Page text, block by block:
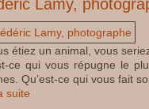
Lamy,
étiez un animal, vous
ce qui vous répugne le
Qu’est-ce qui vous fait
suite